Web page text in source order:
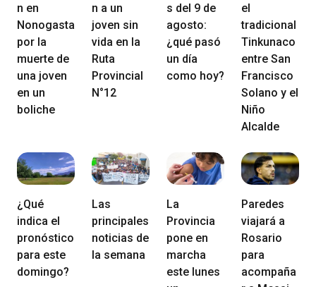
n en
Nonogasta
por la
muerte de
una joven
en un
boliche
n a un
joven sin
vida en la
Ruta
Provincial
N°12
s del 9 de
agosto:
¿qué pasó
un día
como hoy?
el
tradicional
Tinkunaco
entre San
Francisco
Solano y el
Niño
Alcalde
¿Qué
indica el
pronóstico
para este
domingo?
Las
principales
noticias de
la semana
La
Provincia
pone en
marcha
este lunes
Paredes
viajará a
Rosario
para
acompaña